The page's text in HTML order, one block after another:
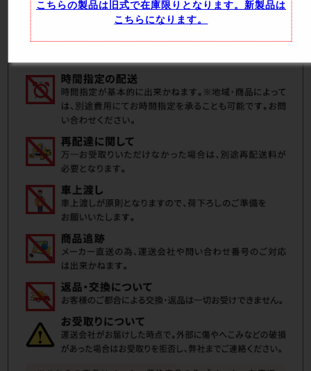
こちらの製品は旧式で在庫限りとなります。新製品は
こちらになります。